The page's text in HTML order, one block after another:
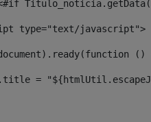
type="text/javascript">
()
=